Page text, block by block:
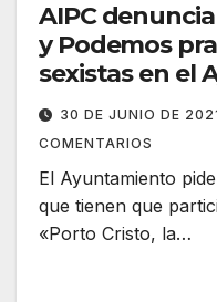
AIPC denuncia
y Podemos
sexistas en el
Manacor
30 DE JUNIO DE
COMENTARIOS
El Ayuntamiento
que tienen que
«Porto Cristo, la…